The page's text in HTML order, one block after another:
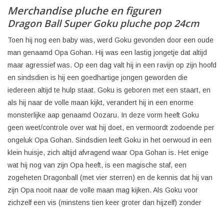
Merchandise pluche en figuren
Dragon Ball Super Goku pluche pop 24cm
Toen hij nog een baby was, werd Goku gevonden door een oude
man genaamd Opa Gohan. Hij was een lastig jongetje dat altijd
maar agressief was. Op een dag valt hij in een ravijn op zijn hoofd
en sindsdien is hij een goedhartige jongen geworden die
iedereen altijd te hulp staat. Goku is geboren met een staart, en
als hij naar de volle maan kijkt, verandert hij in een enorme
monsterlijke aap genaamd Oozaru. In deze vorm heeft Goku
geen weet/controle over wat hij doet, en vermoordt zodoende per
ongeluk Opa Gohan. Sindsdien leeft Goku in het oerwoud in een
klein huisje, zich altijd afvragend waar Opa Gohan is. Het enige
wat hij nog van zijn Opa heeft, is een magische staf, een
zogeheten Dragonball (met vier sterren) en de kennis dat hij van
zijn Opa nooit naar de volle maan mag kijken. Als Goku voor
zichzelf een vis (minstens tien keer groter dan hijzelf) zonder